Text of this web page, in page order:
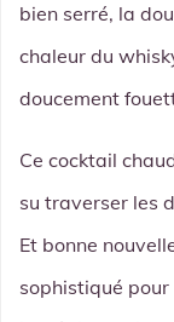
bien serré, la
chaleur du
doucement
Ce cocktail
su traverser les
Et bonne
sophistiqué